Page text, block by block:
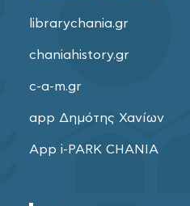
librarychania.gr
chaniahistory.gr
c-a-m.gr
app Δημότης Χανίων
App i-PARK CHANIA